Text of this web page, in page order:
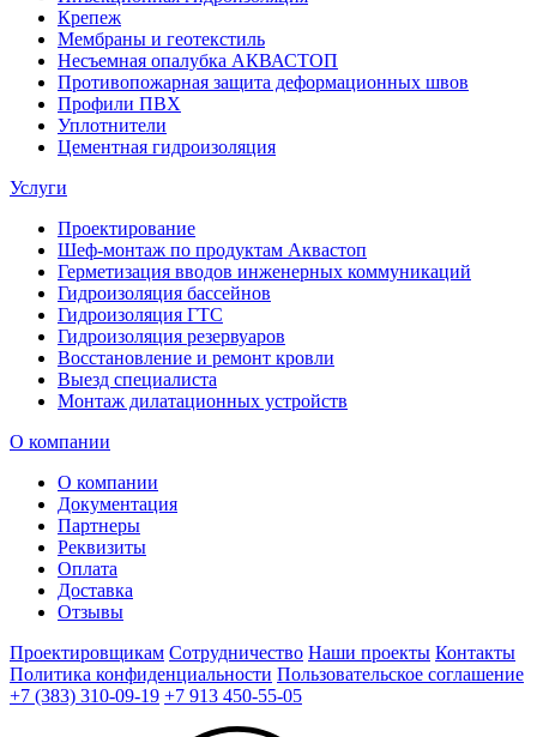
Крепеж
Мембраны и геотекстиль
Несъемная опалубка АКВАСТОП
Противопожарная защита деформационных швов
Профили ПВХ
Уплотнители
Цементная гидроизоляция
Услуги
Проектирование
Шеф-монтаж по продуктам Аквастоп
Герметизация вводов инженерных коммуникаций
Гидроизоляция бассейнов
Гидроизоляция ГТС
Гидроизоляция резервуаров
Восстановление и ремонт кровли
Выезд специалиста
Монтаж дилатационных устройств
О компании
О компании
Документация
Партнеры
Реквизиты
Оплата
Доставка
Отзывы
Проектировщикам Сотрудничество Наши проекты Контакты
Политика конфиденциальности Пользовательское соглашение
+7 (383) 310-09-19 +7 913 450-55-05